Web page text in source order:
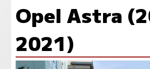
Opel Astra
2021)